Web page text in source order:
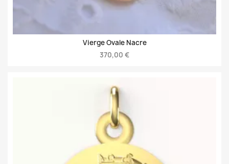
Vierge Ovale Nacre
370,00 €